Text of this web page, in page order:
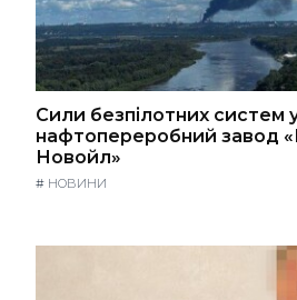
Сили безпілотних систем
нафтопереробний завод
Новойл»
# НОВИНИ